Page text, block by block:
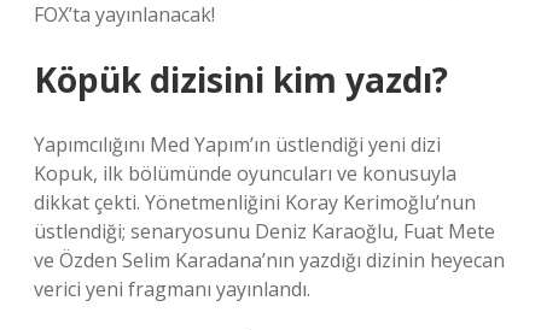
FOX’ta yayınlanacak!
Köpük dizisini kim yazdı?
Yapımcılığını Med Yapım’ın üstlendiği yeni dizi
Kopuk, ilk bölümünde oyuncuları ve konusuyla
dikkat çekti. Yönetmenliğini Koray Kerimoğlu’nun
üstlendiği; senaryosunu Deniz Karaoğlu, Fuat Mete
ve Özden Selim Karadana’nın yazdığı dizinin heyecan
verici yeni fragmanı yayınlandı.